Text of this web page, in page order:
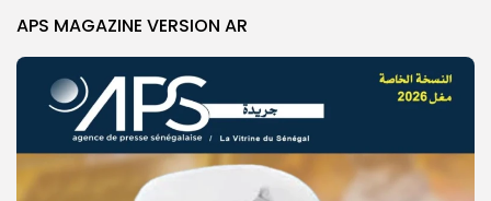
APS MAGAZINE VERSION AR